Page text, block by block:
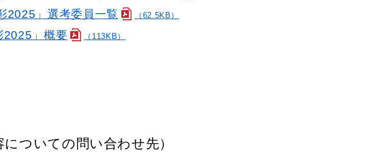
2025」選考委員一覧 （62.5KB）
2025」概要 （113KB）
ついての問い合わせ先）